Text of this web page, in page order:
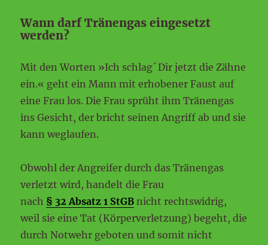
Wann darf Tränengas eingesetzt
werden?
Mit den Worten »Ich schlag´ Dir jetzt die Zähne
ein.« geht ein Mann mit erhobener Faust auf
eine Frau los. Die Frau sprüht ihm Tränengas
ins Gesicht, der bricht seinen Angriff ab und sie
kann weglaufen.
Obwohl der Angreifer durch das Tränengas
verletzt wird, handelt die Frau
nach § 32 Absatz 1 StGB nicht rechtswidrig,
weil sie eine Tat (Körperverletzung) begeht, die
durch Notwehr geboten und somit nicht